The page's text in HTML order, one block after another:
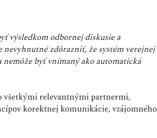
výsledkom odbornej diskusie a
zdôrazniť, že systém verejnej
byť vnímaný ako automatická
všetkými relevantnými partnermi,
korektnej komunikácie, vzájomného